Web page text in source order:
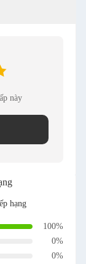
này
hạng
100%
0%
0%